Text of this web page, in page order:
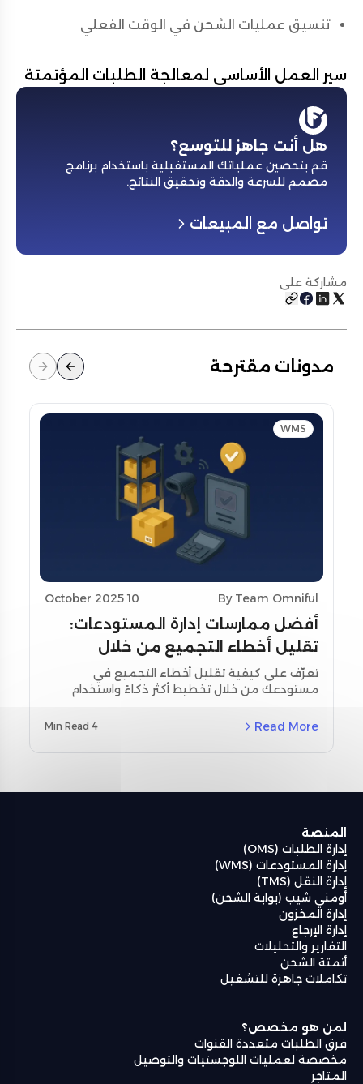
تنسيق عمليات الشحن في الوقت الفعلي
سير العمل الأساسي لمعالجة الطلبات المؤتمتة
هل أنت جاهز للتوسع؟
قم بتحصين عملياتك المستقبلية باستخدام برنامج
مصمم للسرعة والدقة وتحقيق النتائج.
تواصل مع المبيعات
مشاركة على
مدونات مقترحة
WMS
By Team Omniful
10 October 2025
أفضل ممارسات إدارة المستودعات:
تقليل أخطاء التجميع من خلال
تحسين التخطيط واستخدام أدوات
المسح
تعرّف على كيفية تقليل أخطاء التجميع في
مستودعك من خلال تخطيط أكثر ذكاءً واستخدام
مخصصة لمنطقة الشرق الأوسط وشمال أفريقيا
المستودعات من أومنيفل (Omniful WMS).
Read More
4 Min Read
المنصة
إدارة الطلبات (OMS)
إدارة المستودعات (WMS)
إدارة النقل (TMS)
أومني شيب (بوابة الشحن)
إدارة المخزون
إدارة الإرجاع
التقارير والتحليلات
أتمتة الشحن
تكاملات جاهزة للتشغيل
لمن هو مخصص؟
فرق الطلبات متعددة القنوات
مخصصة لعمليات اللوجستيات والتوصيل
المتاجر